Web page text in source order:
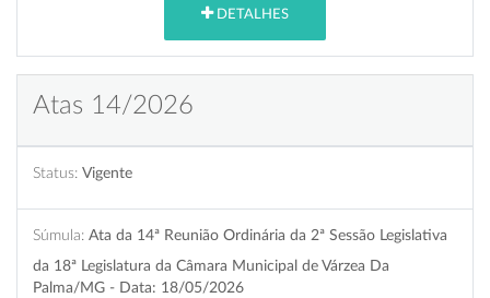
DETALHES
Atas 14/2026
Status: Vigente
Súmula: Ata da 14ª Reunião Ordinária da 2ª Sessão Legislativa
da 18ª Legislatura da Câmara Municipal de Várzea Da
Palma/MG - Data: 18/05/2026